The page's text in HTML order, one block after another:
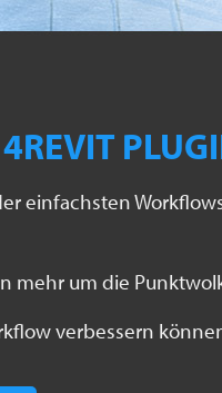
einfachsten
mehr um die
verbessern